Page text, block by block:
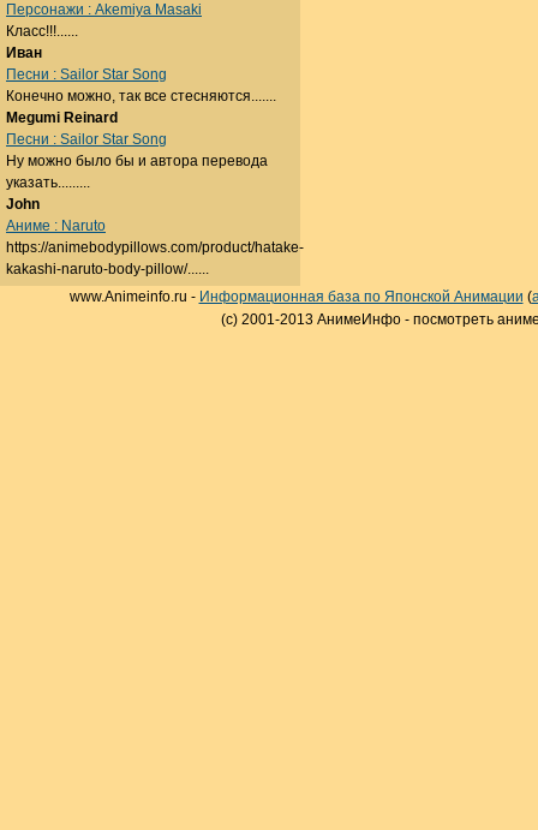
Персонажи : Akemiya Masaki
Класс!!!......
Иван
Песни : Sailor Star Song
Конечно можно, так все стесняются.......
Megumi Reinard
Песни : Sailor Star Song
Ну можно было бы и автора перевода
указать.........
John
Аниме : Naruto
https://animebodypillows.com/product/hatake-
kakashi-naruto-body-pillow/......
www.Animeinfo.ru - Информационная база по Японской Анимации (
(c) 2001-2013 АнимеИнфо - посмотреть